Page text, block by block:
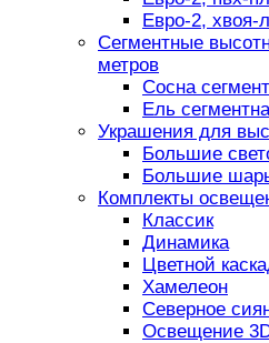
Евро-2, хвоя-
Сегментные
метров
Сосна
Ель
Украшения для
Большие
Большие
Комплекты
Классик
Динамика
Цветной
Хамелеон
Северное
Освещение